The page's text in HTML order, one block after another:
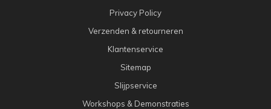
Privacy Policy
Verzenden & retourneren
Klantenservice
Sitemap
Slijpservice
Workshops & Demonstraties